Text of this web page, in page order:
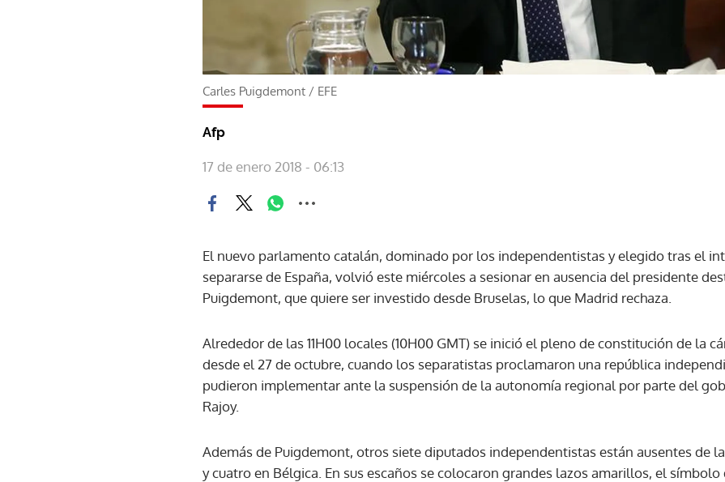
Carles Puigdemont / EFE
Afp
17 de enero 2018 - 06:13
El nuevo parlamento catalán, dominado por los independentistas y elegido tras el
separarse de España, volvió este miércoles a sesionar en ausencia del presidente
Puigdemont, que quiere ser investido desde Bruselas, lo que Madrid rechaza.
Alrededor de las 11H00 locales (10H00 GMT) se inició el pleno de constitución de la
desde el 27 de octubre, cuando los separatistas proclamaron una república
pudieron implementar ante la suspensión de la autonomía regional por parte del
Rajoy.
Además de Puigdemont, otros siete diputados independentistas están ausentes de
y cuatro en Bélgica. En sus escaños se colocaron grandes lazos amarillos, el